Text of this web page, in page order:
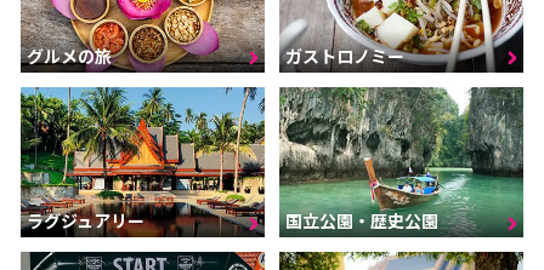
グルメの旅 ガストロノミー
ラグジュアリー 国立公園・歴史公園